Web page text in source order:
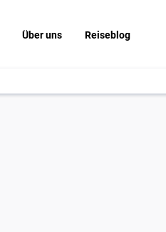
Über uns Reiseblog